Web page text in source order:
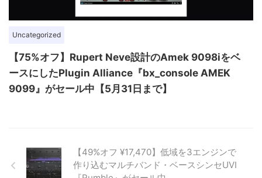
Uncategorized
【75%オフ】Rupert Neve設計のAmek 9098iをベ
ースにしたPlugin Alliance『bx_console AMEK
9099』がセール中【5月31日まで】
【49%オフ ¥17,470】低域を3エンジンで
作り込むマルチバンド・ベースシンセUVI